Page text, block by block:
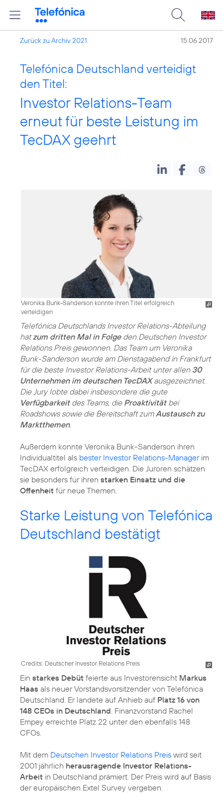
Zurück zu Archiv 2021 15.06.2017
Telefónica Deutschland verteidigt
den Titel:
Investor Relations-Team
erneut für beste Leistung im
TecDAX geehrt
Veronika Bunk-Sanderson konnte ihren Titel erfolgreich
verteidigen
Telefónica Deutschlands Investor Relations-Abteilung
hatzum dritten Mal in Folgeden Deutschen Investor
Relations Preis gewonnen. Das Team um Veronika
Bunk-Sanderson wurde am Dienstagabend in Frankfurt
für die beste Investor Relations-Arbeit unter allen 30
Unternehmen im deutschen TecDAXausgezeichnet.
Die Jury lobte dabei insbesondere die gute
Verfügbarkeitdes Teams, die Proaktivitätbei
Roadshows sowie die Bereitschaft zumAustausch zu
Marktthemen.
Außerdem konnte Veronika Bunk-Sanderson ihren
Individualtitel als bester Investor Relations-Managerim
TecDAX erfolgreich verteidigen. Die Juroren schätzen
sie besonders für ihren starken Einsatz und die
Offenheit für neue Themen.
Starke Leistung von Telefónica
Deutschland bestätigt
Credits: Deutscher Investor Relations Preis
Ein starkes Debüt feierte aus Investorensicht Markus
Haas als neuer Vorstandsvorsitzender von Telefónica
Deutschland. Er landete auf Anhieb auf Platz 16 von
148 CEOs in Deutschland . Finanzvorstand Rachel
Empey erreichte Platz 22 unter den ebenfalls 148
CFOs.
Mit dem Deutschen Investor Relations Preis wird seit
2001 jährlich herausragende Investor Relations-
Arbeit in Deutschland prämiert. Der Preis wird auf Basis
der europäischen Extel Survey vergeben.